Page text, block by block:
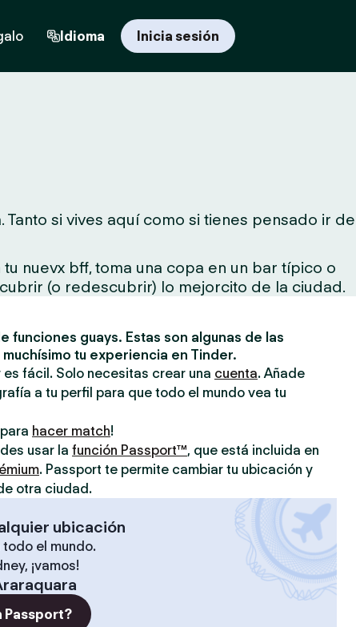
Idioma Inicia sesión
si vives aquí como si tienes pensado ir de
nuevx bff, toma una copa en un bar típico o
(o redescubrir) lo mejorcito de la ciudad.
funciones guays. Estas son algunas de las
tu experiencia en Tinder.
es fácil. Solo necesitas crear una cuenta. Añade
a tu perfil para que todo el mundo vea tu
hacer match!
usar la función Passport™, que está incluida en
. Passport te permite cambiar tu ubicación y
otra ciudad.
ubicación
todo el mundo.
¡vamos!
Passport?